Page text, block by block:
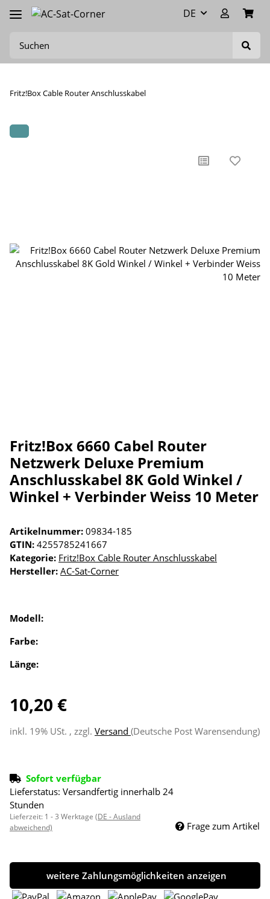
DE
Fritz!Box Cable Router Anschlusskabel
Fritz!Box 6660 Cabel Router
Netzwerk Deluxe Premium
Anschlusskabel 8K Gold Winkel /
Winkel + Verbinder Weiss 10 Meter
Artikelnummer: 09834-185
GTIN: 4255785241667
Kategorie: Fritz!Box Cable Router Anschlusskabel
Hersteller: AC-Sat-Corner
Modell:
Farbe:
Länge:
10,20 €
inkl. 19% USt. , zzgl. Versand (Deutsche Post Warensendung)
Sofort verfügbar
Lieferstatus: Versandfertig innerhalb 24
Stunden
Lieferzeit: 1 - 3 Werktage (DE - Ausland
abweichend)
Frage zum Artikel
weitere Zahlungsmöglichkeiten anzeigen